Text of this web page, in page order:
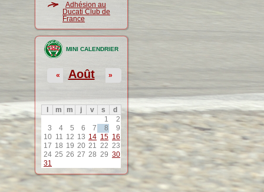
Adhésion au
Ducati Club de
France
MINI CALENDRIER
Août
« »
m m j v s
d
1
2
3
4 5 6 7 8
9
10 11 12 13 14 15 16
17 18 19 20 21 22 23
24 25 26 27 28 29 30
31